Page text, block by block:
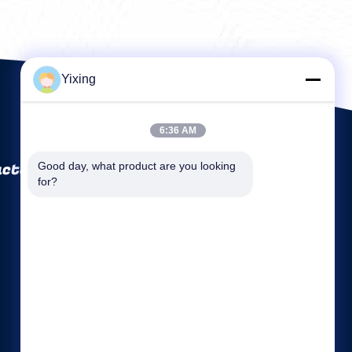
Co., Ltd
Yixing
6:36 AM
Good day, what product are you looking
for?